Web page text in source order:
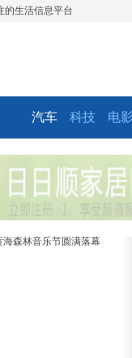
的生活信息平台
汽车 科技 电影